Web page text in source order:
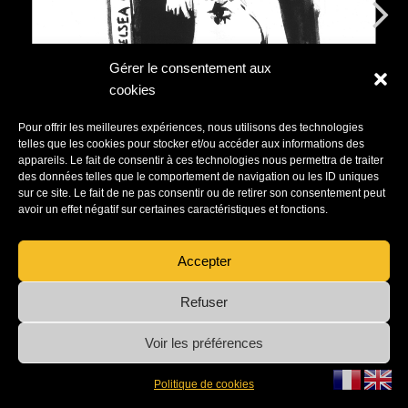
Gérer le consentement aux
cookies
Pour offrir les meilleures expériences, nous utilisons des technologies
telles que les cookies pour stocker et/ou accéder aux informations des
appareils. Le fait de consentir à ces technologies nous permettra de traiter
des données telles que le comportement de navigation ou les ID uniques
sur ce site. Le fait de ne pas consentir ou de retirer son consentement peut
avoir un effet négatif sur certaines caractéristiques et fonctions.
Accepter
Refuser
Voir les préférences
Politique de cookies
© Venus in Fuzz 2023-2024
| Propulsé parWordPress